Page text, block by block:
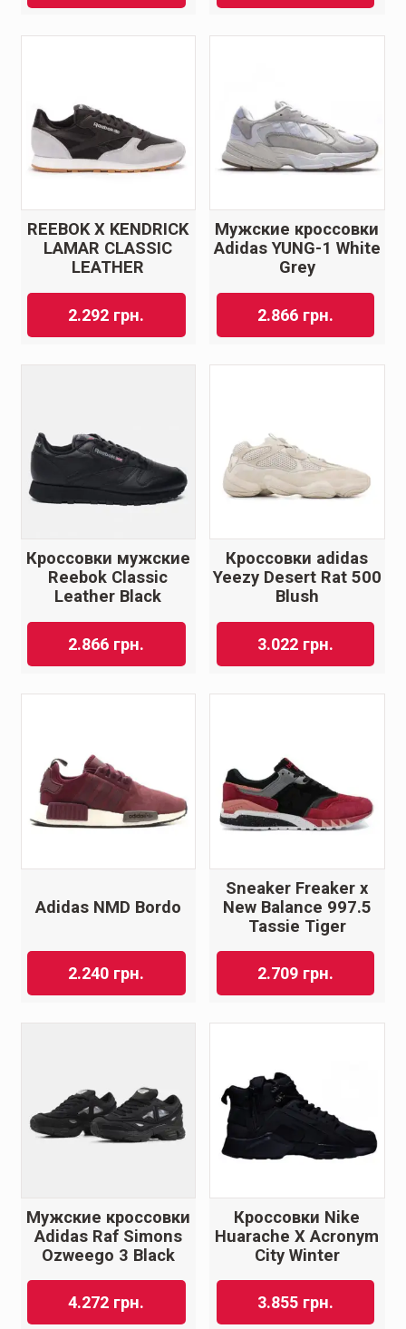
REEBOK X KENDRICK
LAMAR CLASSIC
LEATHER
2.292 грн.
Мужские кроссовки
Adidas YUNG-1 White
Grey
2.866 грн.
Кроссовки мужские
Reebok Classic
Leather Black
2.866 грн.
Кроссовки adidas
Yeezy Desert Rat 500
Blush
3.022 грн.
Adidas NMD Bordo
2.240 грн.
Sneaker Freaker x
New Balance 997.5
Tassie Tiger
2.709 грн.
Мужские кроссовки
Adidas Raf Simons
Ozweego 3 Black
4.272 грн.
Кроссовки Nike
Huarache X Acronym
City Winter
3.855 грн.